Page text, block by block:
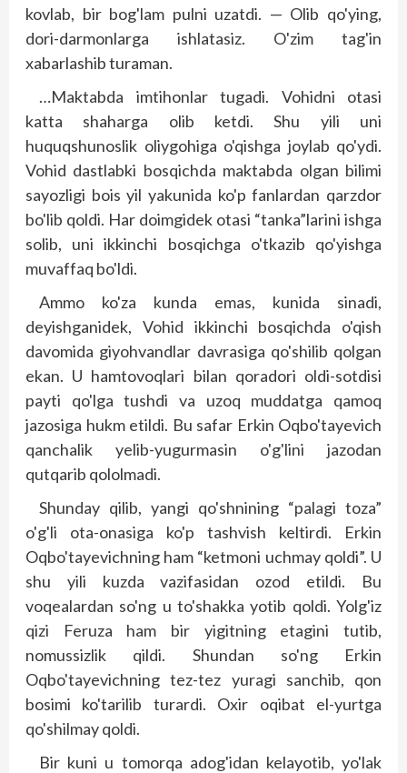
kovlab, bir bog'lam pulni uzatdi. — Olib qo'ying,
dori-darmonlarga ishlatasiz. O'zim tag'in
xabarlashib turaman.
…Maktabda imtihonlar tugadi. Vohidni otasi
katta shaharga olib ketdi. Shu yili uni
huquqshunoslik oliygohiga o'qishga joylab qo'ydi.
Vohid dastlabki bosqichda maktabda olgan bilimi
sayozligi bois yil yakunida ko'p fanlardan qarzdor
bo'lib qoldi. Har doimgidek otasi “tanka”larini ishga
solib, uni ikkinchi bosqichga o'tkazib qo'yishga
muvaffaq bo'ldi.
Ammo ko'za kunda emas, kunida sinadi,
deyishganidek, Vohid ikkinchi bosqichda o'qish
davomida giyohvandlar davrasiga qo'shilib qolgan
ekan. U hamtovoqlari bilan qoradori oldi-sotdisi
payti qo'lga tushdi va uzoq muddatga qamoq
jazosiga hukm etildi. Bu safar Erkin Oqbo'tayevich
qanchalik yelib-yugurmasin o'g'lini jazodan
qutqarib qololmadi.
Shunday qilib, yangi qo'shnining “palagi toza”
o'g'li ota-onasiga ko'p tashvish keltirdi. Erkin
Oqbo'tayevichning ham “ketmoni uchmay qoldi”. U
shu yili kuzda vazifasidan ozod etildi. Bu
voqealardan so'ng u to'shakka yotib qoldi. Yolg'iz
qizi Feruza ham bir yigitning etagini tutib,
nomussizlik qildi. Shundan so'ng Erkin
Oqbo'tayevichning tez-tez yuragi sanchib, qon
bosimi ko'tarilib turardi. Oxir oqibat el-yurtga
qo'shilmay qoldi.
Bir kuni u tomorqa adog'idan kelayotib, yo'lak